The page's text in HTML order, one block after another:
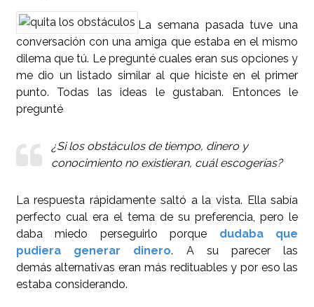
La semana pasada tuve una
conversación con una amiga que estaba en el mismo
dilema que tú. Le pregunté cuales eran sus opciones y
me dio un listado similar al que hiciste en el primer
punto. Todas las ideas le gustaban. Entonces le
pregunté
¿Si los obstáculos de tiempo, dinero y
conocimiento no existieran, cuál escogerías?
La respuesta rápidamente saltó a la vista. Ella sabía
perfecto cual era el tema de su preferencia, pero le
daba miedo perseguirlo porque dudaba que
pudiera generar dinero. A su parecer las
demás alternativas eran más redituables y por eso las
estaba considerando.